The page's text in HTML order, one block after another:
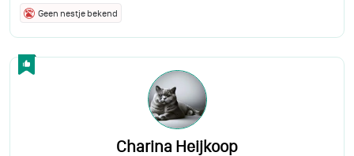
Geen nestje bekend
Charina Heijkoop